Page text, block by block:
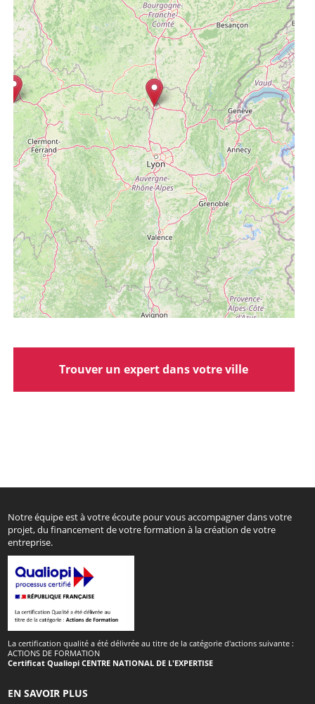
Trouver un expert dans votre ville
Notre équipe est à votre écoute pour vous accompagner dans votre
projet, du financement de votre formation à la création de votre
entreprise.
La certification qualité a été délivrée au titre de la catégorie d'actions suivante :
ACTIONS DE FORMATION
Certificat Qualiopi CENTRE NATIONAL DE L'EXPERTISE
EN SAVOIR PLUS